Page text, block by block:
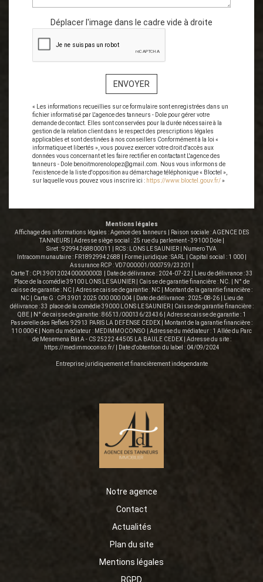
Déplacer l'image dans le cadre vide à droite
ENVOYER
« Les informations recueillies sur ce formulaire sont enregistrées dans un
fichier informatisé par L'agence des tanneurs - Dole pour gérer votre
demande de contact. Elles sont conservées pour la durée nécessaire à la
gestion de la relation client dans le respect des prescriptions légales
applicables et sont destinées à nos conseillers Conformément à la loi «
informatique et libertés », vous pouvez exercer votre droit d'accès aux
données vous concernant et les faire rectifier en contactant L'agence des
tanneurs - Dole benoitmorenolopez@gmail.com. Nous vous informons de
l'existence de la liste d'opposition au démarchage téléphonique « Bloctel »,
sur laquelle vous pouvez vous inscrire ici : https://www.bloctel.gouv.fr/»
Mentions légales
Affichage des informations légales : Agence des tanneurs | Raison sociale : AGENCE DES
TANNEURS | Adresse siège social : 25 rue du parlement - 39100 Dole |
Siret : 92994268800011 | RCS : LONS LE SAUNIER | Numero TVA
Intracommunautaire : FR18929942688 | Forme juridique : SARL | Capital social : 1 000 |
Assurance RCP : VD7000001/000759/23201 |
Carte T : CPI 39012024000000003 | Date de délivrance : 2024-07-22 | Lieu de délivrance : 33
Place de la comédie 39100 LONS LE SAUNIER | Caisse de garantie financière : NC. | N° de
caisse de garantie : NC | Adresse caisse de garantie : NC | Montant de la garantie financière :
NC | Carte G : CPI 3901 2025 000 000 004 | Date de délivrance : 2025-08-26 | Lieu de
délivrance : 33 place de la comédie 39000 LONS LE SAUNIER | Caisse de garantie financière :
QBE | N° de caisse de garantie : 86513/000136/23436 | Adresse caisse de garantie : 1
Passerelle des Reflets 92913 PARIS LA DEFENSE CEDEX | Montant de la garantie financière :
110 000 € | Nom du médiateur : MEDIMMOCONSO | Adresse du médiateur : 1 Allée du Parc
de Mesemena Bât A - CS 25222 44505 LA BAULE CEDEX | Adresse du site :
https://medimmoconso.fr/| Date d'obtention du label : 04/09/2024
Entreprise juridiquement et financièrement indépendante
Notre agence
Contact
Actualités
Plan du site
Mentions légales
RGPD